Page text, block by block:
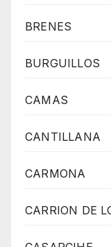
BRENES
BURGUILLOS
CAMAS
CANTILLANA
CARMONA
CARRION DE